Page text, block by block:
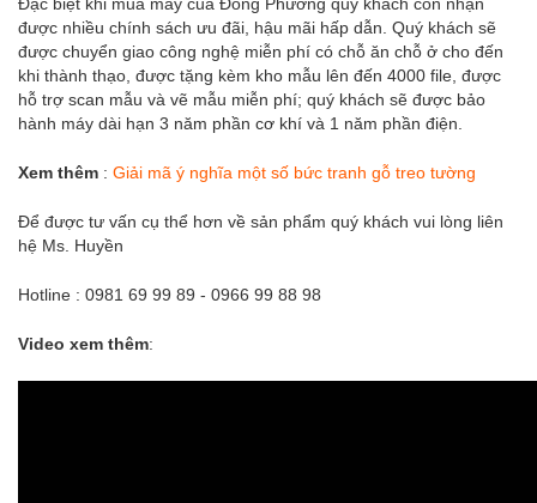
được nhiều chính sách ưu đãi, hậu mãi hấp dẫn. Quý khách sẽ
được chuyển giao công nghệ miễn phí có chỗ ăn chỗ ở cho đến
khi thành thạo, được tặng kèm kho mẫu lên đến 4000 file, được
hỗ trợ scan mẫu và vẽ mẫu miễn phí; quý khách sẽ được bảo
hành máy dài hạn 3 năm phần cơ khí và 1 năm phần điện.
Xem thêm : Giải mã ý nghĩa một số bức tranh gỗ treo tường
Để được tư vấn cụ thể hơn về sản phẩm quý khách vui lòng liên
hệ Ms. Huyền
Hotline : 0981 69 99 89 - 0966 99 88 98
Video xem thêm: